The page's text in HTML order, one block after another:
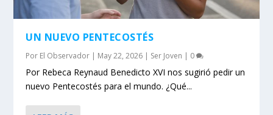
UN NUEVO PENTECOSTÉS
Por El Observador | May 22, 2026 | Ser Joven | 0
Por Rebeca Reynaud Benedicto XVI nos sugirió pedir un
nuevo Pentecostés para el mundo. ¿Qué...